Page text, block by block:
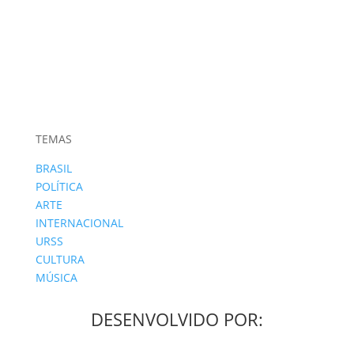
TEMAS
BRASIL
POLÍTICA
ARTE
INTERNACIONAL
URSS
CULTURA
MÚSICA
DESENVOLVIDO POR: